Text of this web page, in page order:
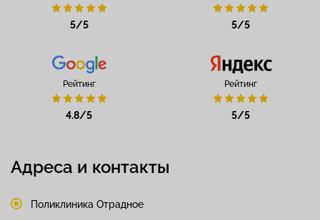
5/5 5/5
Рейтинг
4.8/5
Рейтинг
5/5
Адреса и контакты
Поликлиника Отрадное